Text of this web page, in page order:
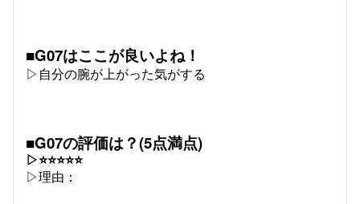
■G07はここが良いよね！
▷自分の腕が上がった気がする
■G07の評価は？(5点満点)
▷⭐⭐⭐⭐⭐
▷理由：